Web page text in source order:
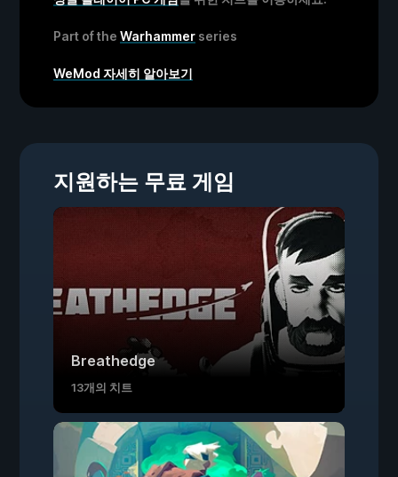
Part of the Warhammer series
WeMod 자세히 알아보기
지원하는 무료 게임
Breathedge
13개의 치트